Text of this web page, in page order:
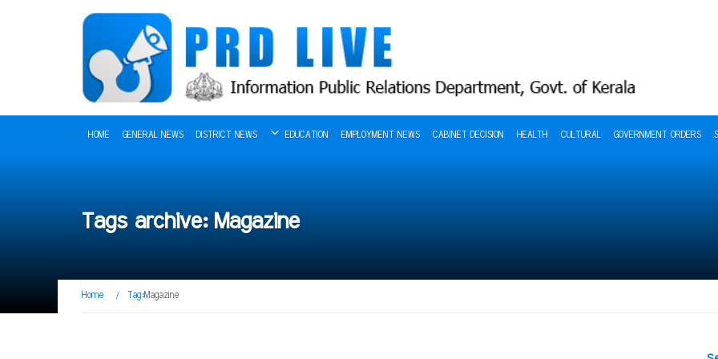
HOME GENERAL NEWS DISTRICT NEWS EDUCATION EMPLOYMENT NEWS CABINET DECISION HEALTH CULTURAL GOVERNMENT ORDERS
Tags archive: Magazine
Home / Tag:Magazine